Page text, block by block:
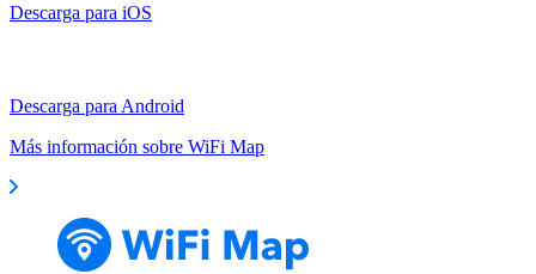
Descarga para iOS
Descarga para Android
Más información sobre WiFi Map